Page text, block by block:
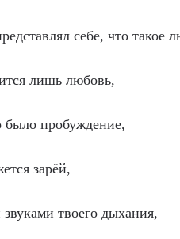
себе, что такое
лишь любовь,
было пробуждение,
зарёй,
твоего дыхания,